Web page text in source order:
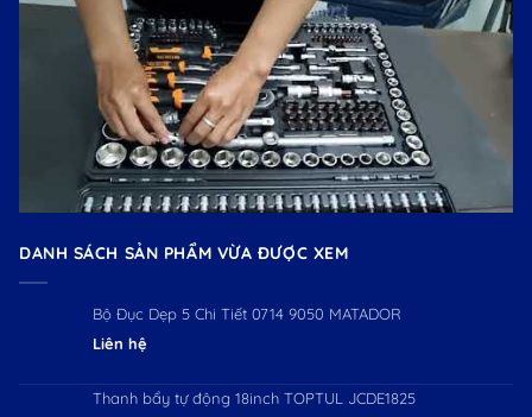
DANH SÁCH SẢN PHẨM VỪA ĐƯỢC XEM
Bộ Đục Dẹp 5 Chi Tiết 0714 9050 MATADOR
Liên hệ
Thanh bẩy tự động 18inch TOPTUL JCDE1825